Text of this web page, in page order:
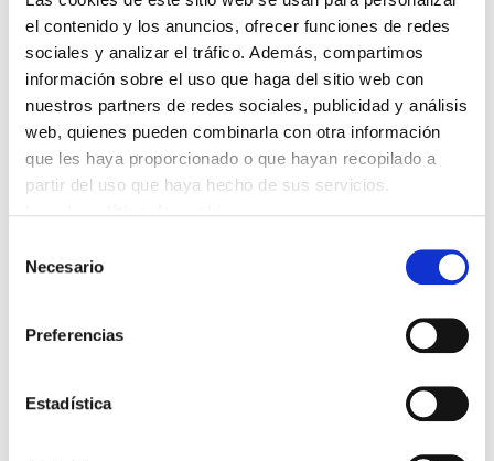
el contenido y los anuncios, ofrecer funciones de redes
sociales y analizar el tráfico. Además, compartimos
información sobre el uso que haga del sitio web con
nuestros partners de redes sociales, publicidad y análisis
web, quienes pueden combinarla con otra información
que les haya proporcionado o que hayan recopilado a
partir del uso que haya hecho de sus servicios.
Necesario
Preferencias
Estadística
BIZINTEK INNOVA